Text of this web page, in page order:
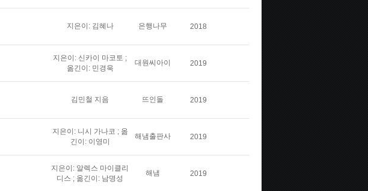
지은이: 김혜나 은행나무 2018
지은이: 신카이 마코토 ;
옮긴이: 민경욱
대원씨아이 2019
김민철 지음 뜨인돌 2019
지은이: 니시 가나코 ; 옮
긴이: 이영미
해냄출판사 2019
지은이: 알렉스 마이클리
디스 ; 옮긴이: 남명성
해냄 2019